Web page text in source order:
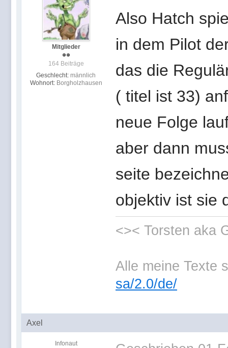
Mitglieder
164 Beiträge
Geschlecht: männlich
Wohnort: Borgholzhausen
Also Hatch
in dem Pilot
das die
( titel ist 33)
neue Folge
aber dann
seite
objektiv ist sie
<>< Torsten aka
Alle meine Texte
sa/2.0/de/
Axel
Infonaut